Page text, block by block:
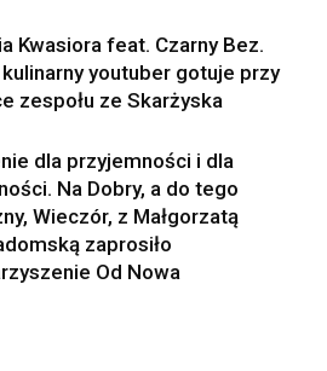
Kwasiora feat. Czarny Bez.
kulinarny youtuber gotuje przy
zespołu ze Skarżyska
dla przyjemności i dla
Na Dobry, a do tego
Wieczór, z Małgorzatą
zaprosiło
Od Nowa